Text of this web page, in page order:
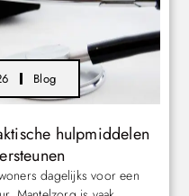
Blog
hulpmiddelen
dagelijks voor een